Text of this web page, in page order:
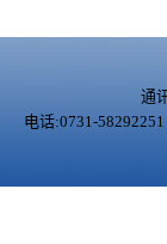
通
电话:0731-